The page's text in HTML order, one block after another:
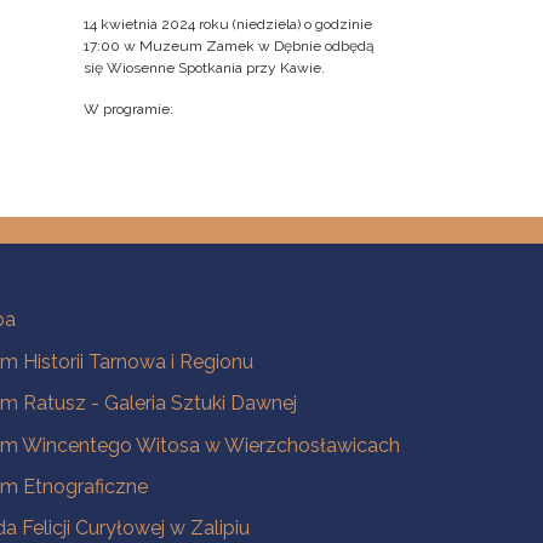
14 kwietnia 2024 roku (niedziela) o godzinie
17:00 w Muzeum Zamek w Dębnie odbędą
się Wiosenne Spotkania przy Kawie.
W programie:
Historii Tarnowa i Regionu
Ratusz - Galeria Sztuki Dawnej
Wincentego Witosa w Wierzchosławicach
Etnograficzne
Felicji Curyłowej w Zalipiu